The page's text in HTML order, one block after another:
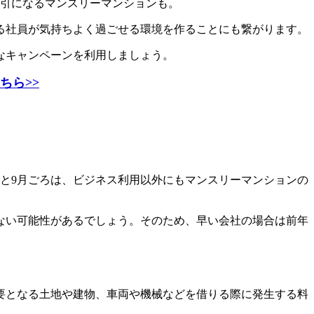
になるマンスリーマンションも。
員が気持ちよく過ごせる環境を作ることにも繋がります。
ャンペーンを利用しましょう。
ら>>
9月ごろは、ビジネス利用以外にもマンスリーマンションの
可能性があるでしょう。そのため、早い会社の場合は前年
なる土地や建物、車両や機械などを借りる際に発生する料